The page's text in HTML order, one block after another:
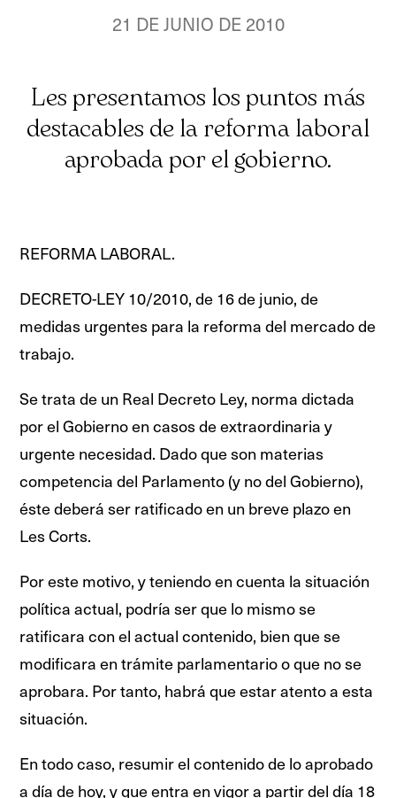
21 DE JUNIO DE 2010
Les presentamos los puntos más
destacables de la reforma laboral
aprobada por el gobierno.
REFORMA LABORAL.
DECRETO-LEY 10/2010, de 16 de junio, de
medidas urgentes para la reforma del mercado de
trabajo.
Se trata de un Real Decreto Ley, norma dictada
por el Gobierno en casos de extraordinaria y
urgente necesidad. Dado que son materias
competencia del Parlamento (y no del Gobierno),
éste deberá ser ratificado en un breve plazo en
Les Corts.
Por este motivo, y teniendo en cuenta la situación
política actual, podría ser que lo mismo se
ratificara con el actual contenido, bien que se
modificara en trámite parlamentario o que no se
aprobara. Por tanto, habrá que estar atento a esta
situación.
En todo caso, resumir el contenido de lo aprobado
a día de hoy, y que entra en vigor a partir del día 18